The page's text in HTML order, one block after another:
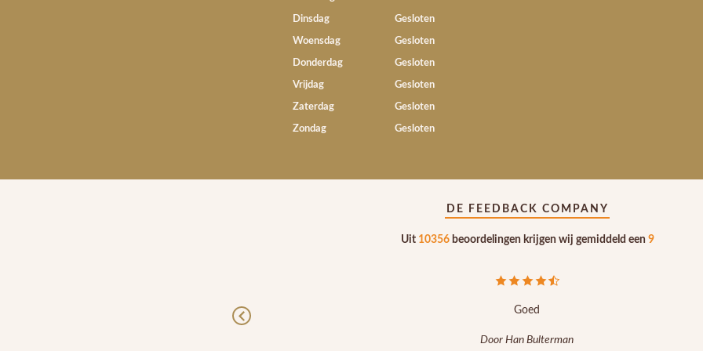
Dinsdag Gesloten
Woensdag Gesloten
Donderdag Gesloten
Vrijdag Gesloten
Zaterdag Gesloten
Zondag Gesloten
DE FEEDBACK COMPANY
Uit 10356beoordelingen krijgen wij gemiddeld een 9
Previous